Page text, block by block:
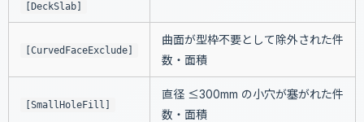
[DeckSlab]
[CurvedFaceExclude]
曲面が型枠不要として除外された件
数・面積
[SmallHoleFill]
直径 ≤300mm の小穴が塞がれた件
数・面積